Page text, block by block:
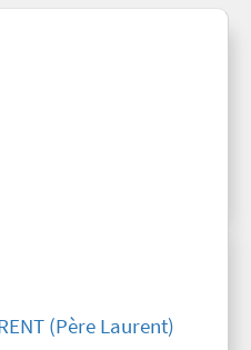
(Père Laurent)